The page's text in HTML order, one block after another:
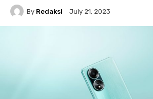
By Redaksi July 21, 2023